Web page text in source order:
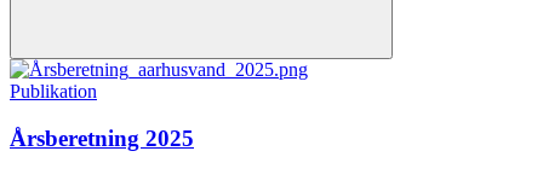
Publikation
Årsberetning 2025